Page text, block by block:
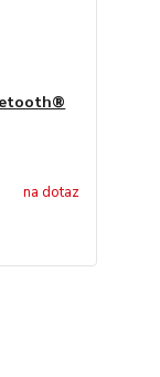
na dotaz